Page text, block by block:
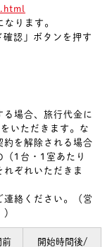
ります。
認」ボタンを押す
場合、旅行代金に
いただきます。な
約を解除される場合
（1台・1室あたり
ぞれいただきま
絡ください。（営
前
開始時間後/